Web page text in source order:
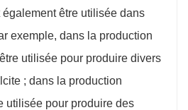
être utilisée dans
exemple, dans la production
utilisée pour produire divers
; dans la production
utilisée pour produire des